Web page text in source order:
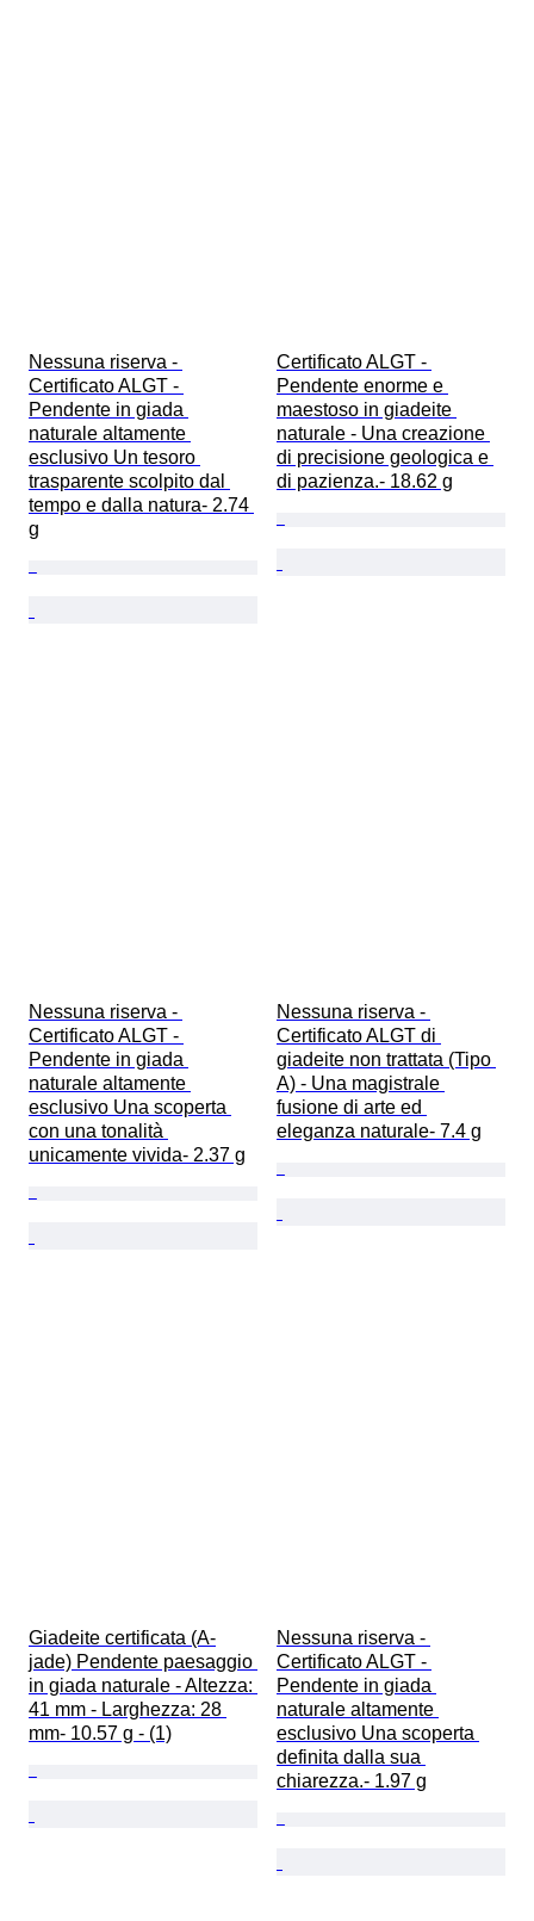
Nessuna riserva -
Certificato ALGT -
Pendente in giada
naturale altamente
esclusivo Un tesoro
trasparente scolpito dal
tempo e dalla natura- 2.74
g
Certificato ALGT -
Pendente enorme e
maestoso in giadeite
naturale - Una creazione
di precisione geologica e
di pazienza.- 18.62 g
Nessuna riserva -
Certificato ALGT -
Pendente in giada
naturale altamente
esclusivo Una scoperta
con una tonalità
unicamente vivida- 2.37 g
Nessuna riserva -
Certificato ALGT di
giadeite non trattata (Tipo
A) - Una magistrale
fusione di arte ed
eleganza naturale- 7.4 g
Giadeite certificata (A-
jade) Pendente paesaggio
in giada naturale - Altezza:
41 mm - Larghezza: 28
mm- 10.57 g - (1)
Nessuna riserva -
Certificato ALGT -
Pendente in giada
naturale altamente
esclusivo Una scoperta
definita dalla sua
chiarezza.- 1.97 g